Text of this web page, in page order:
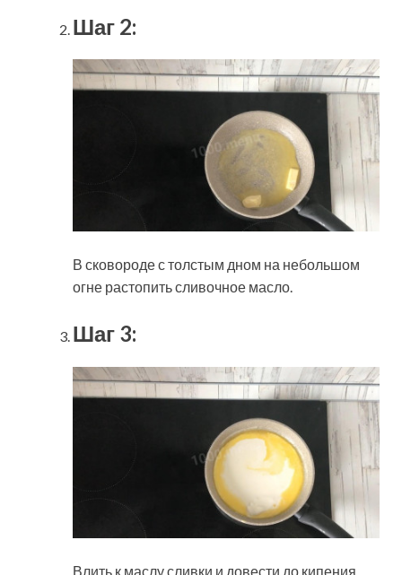
Шаг 2:
В сковороде с толстым дном на небольшом
огне растопить сливочное масло.
Шаг 3:
Влить к маслу сливки и довести до кипения.